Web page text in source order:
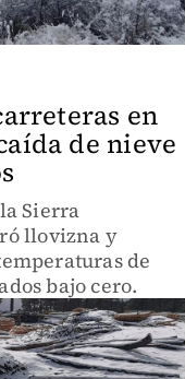
en
de nieve
Sierra
llovizna y
de
bajo cero.